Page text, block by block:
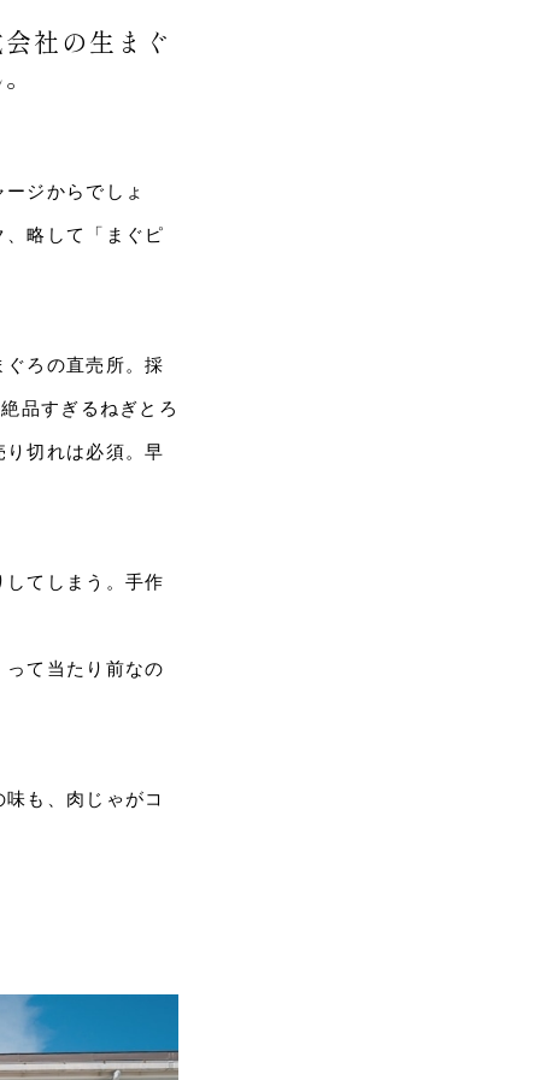
社の生まぐ
ジからでしょ
略して「まぐピ
ろの直売所。採
品すぎるねぎとろ
切れは必須。早
てしまう。手作
て当たり前なの
も、肉じゃがコ